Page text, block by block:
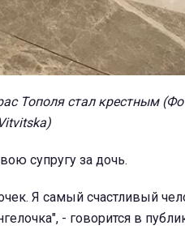
Тополя стал крестным
супругу за дочь.
Я самый счастливый
- говорится в